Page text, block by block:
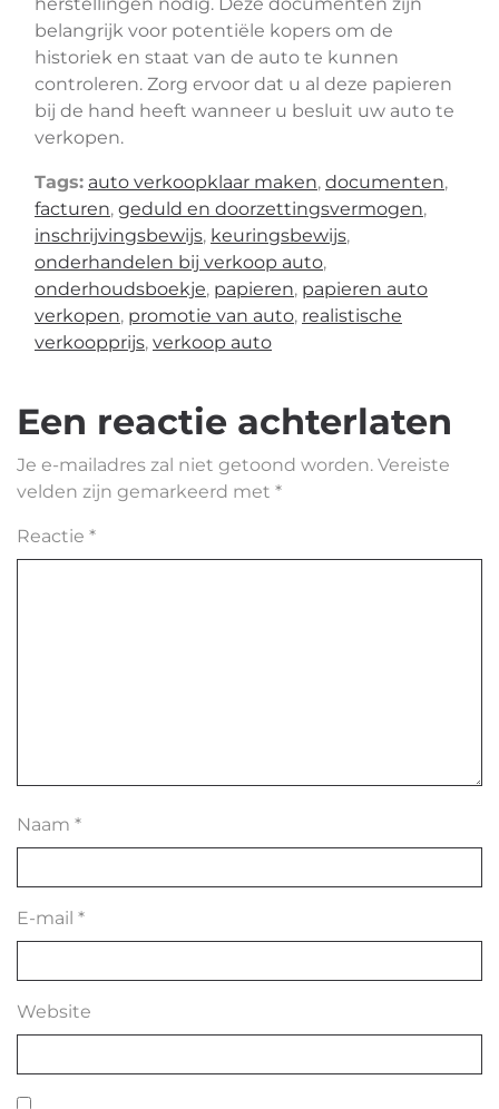
belangrijk voor potentiële kopers om de
historiek en staat van de auto te kunnen
controleren. Zorg ervoor dat u al deze papieren
bij de hand heeft wanneer u besluit uw auto te
verkopen.
Tags: auto verkoopklaar maken, documenten,
facturen, geduld en doorzettingsvermogen,
inschrijvingsbewijs, keuringsbewijs,
onderhandelen bij verkoop auto,
onderhoudsboekje, papieren, papieren auto
verkopen, promotie van auto, realistische
verkoopprijs, verkoop auto
Een reactie achterlaten
Je e-mailadres zal niet getoond worden. Vereiste
velden zijn gemarkeerd met *
Reactie *
Naam *
E-mail *
Website